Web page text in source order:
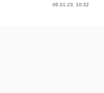
06.01.23. 10:32